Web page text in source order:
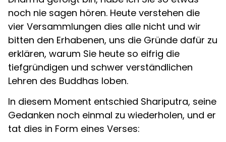
noch nie sagen hören. Heute verstehen die
vier Versammlungen dies alle nicht und wir
bitten den Erhabenen, uns die Gründe dafür zu
erklären, warum Sie heute so eifrig die
tiefgründigen und schwer verständlichen
Lehren des Buddhas loben.
In diesem Moment entschied Shariputra, seine
Gedanken noch einmal zu wiederholen, und er
tat dies in Form eines Verses: